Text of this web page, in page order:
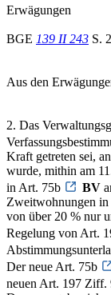
Erwägungen
BGE 139 II 243 S.
Aus den
2. Das
Kraft getreten sei,
wurde, mithin am
in Art. 75b
BV
Zweitwohnungen
von über 20 % nur
Regelung von Art.
Der neue Art. 75b
neuen Art. 197 Ziff.